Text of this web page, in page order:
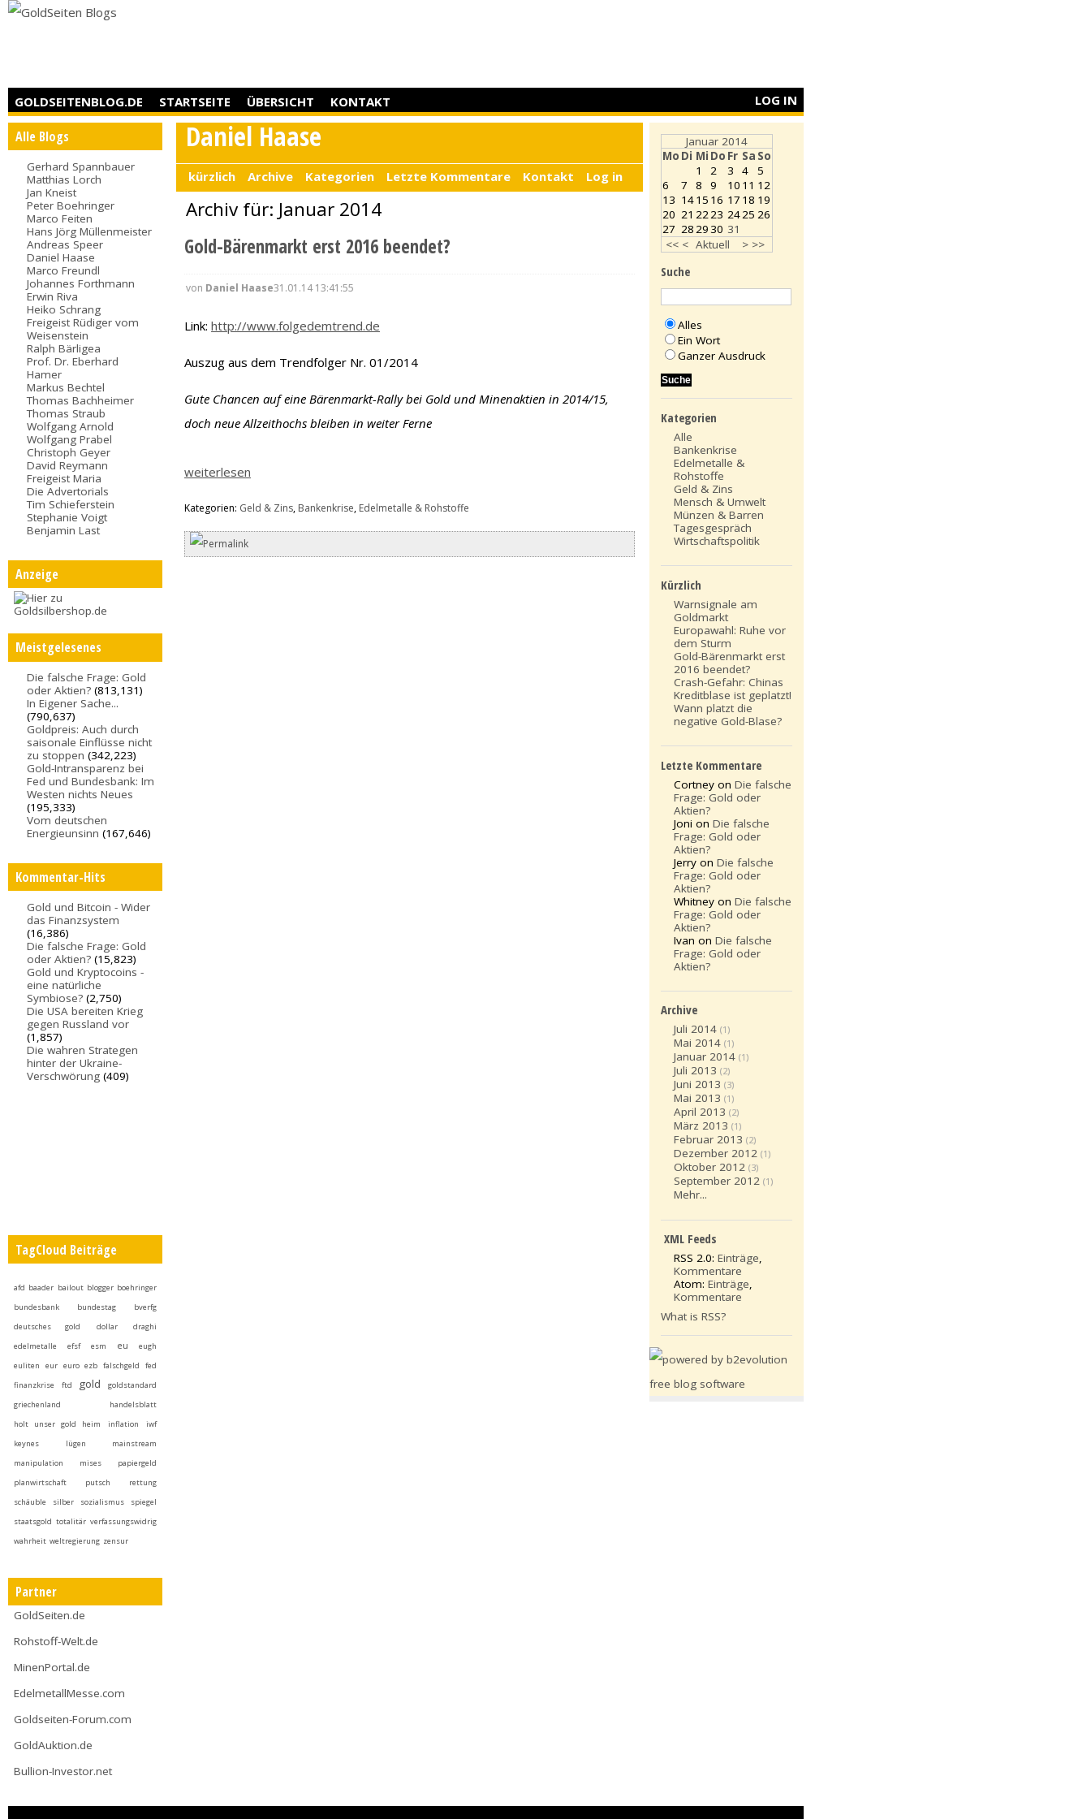
GOLDSEITENBLOG.DE STARTSEITE ÜBERSICHT KONTAKT LOG IN
Alle Blogs
Gerhard Spannbauer
Matthias Lorch
Jan Kneist
Peter Boehringer
Marco Feiten
Hans Jörg Müllenmeister
Andreas Speer
Daniel Haase
Marco Freundl
Johannes Forthmann
Erwin Riva
Heiko Schrang
Freigeist Rüdiger vom
Weisenstein
Ralph Bärligea
Prof. Dr. Eberhard
Hamer
Markus Bechtel
Thomas Bachheimer
Thomas Straub
Wolfgang Arnold
Wolfgang Prabel
Christoph Geyer
David Reymann
Freigeist Maria
Die Advertorials
Tim Schieferstein
Stephanie Voigt
Benjamin Last
Anzeige
Meistgelesenes
Die falsche Frage: Gold
oder Aktien? (813,131)
In Eigener Sache...
(790,637)
Goldpreis: Auch durch
saisonale Einflüsse nicht
zu stoppen (342,223)
Gold-Intransparenz bei
Fed und Bundesbank: Im
Westen nichts Neues
(195,333)
Vom deutschen
Energieunsinn (167,646)
Kommentar-Hits
Gold und Bitcoin - Wider
das Finanzsystem
(16,386)
Die falsche Frage: Gold
oder Aktien? (15,823)
Gold und Kryptocoins -
eine natürliche
Symbiose? (2,750)
Die USA bereiten Krieg
gegen Russland vor
(1,857)
Die wahren Strategen
hinter der Ukraine-
Verschwörung (409)
TagCloud Beiträge
afd baader bailout blogger boehringer
bundesbank
bundestag
bverfg
deutsches gold
dollar
draghi
edelmetalle
efsf esm eu
eugh
euliten
eur euro ezb falschgeld
fed
finanzkrise
ftd gold
goldstandard
griechenland
handelsblatt
holt unser gold heim
inflation
iwf
keynes
lügen
mainstream
manipulation
mises
papiergeld
planwirtschaft
putsch
rettung
schäuble
silber sozialismus
spiegel
staatsgold totalitär verfassungswidrig
wahrheit weltregierung zensur
Partner
GoldSeiten.de
Rohstoff-Welt.de
MinenPortal.de
EdelmetallMesse.com
Goldseiten-Forum.com
GoldAuktion.de
Bullion-Investor.net
Daniel Haase
kürzlich Archive Kategorien Letzte Kommentare Kontakt Log in
Archiv für: Januar 2014
Gold-Bärenmarkt erst 2016 beendet?
von Daniel Haase31.01.14 13:41:55
Link:http://www.folgedemtrend.de
Auszug aus dem Trendfolger Nr. 01/2014
Gute Chancen auf eine Bärenmarkt-Rally bei Gold und Minenaktien in 2014/15,
doch neue Allzeithochs bleiben in weiter Ferne
weiterlesen
Kategorien: Geld & Zins, Bankenkrise, Edelmetalle & Rohstoffe
Januar 2014
Mo Di Mi Do Fr Sa So
<< < Aktuell > >>
1 2 3 4
5
6
7 8 9 10 11 12
13 1415 16 17 18 19
20 21 2223 2425 26
27 282930 31
Suche
Alles
Ein Wort
Ganzer Ausdruck
Kategorien
Alle
Bankenkrise
Edelmetalle &
Rohstoffe
Geld & Zins
Mensch & Umwelt
Münzen & Barren
Tagesgespräch
Wirtschaftspolitik
Kürzlich
Warnsignale am
Goldmarkt
Europawahl: Ruhe vor
dem Sturm
Gold-Bärenmarkt erst
2016 beendet?
Crash-Gefahr: Chinas
Kreditblase ist geplatzt!
Wann platzt die
negative Gold-Blase?
Letzte Kommentare
Cortney onDie falsche
Frage: Gold oder
Aktien?
Joni onDie falsche
Frage: Gold oder
Aktien?
Jerry onDie falsche
Frage: Gold oder
Aktien?
Whitney onDie falsche
Frage: Gold oder
Aktien?
Ivan onDie falsche
Frage: Gold oder
Aktien?
Archive
Juli 2014 (1)
Mai 2014 (1)
Januar 2014 (1)
Juli 2013 (2)
Juni 2013 (3)
Mai 2013 (1)
April 2013 (2)
März 2013 (1)
Februar 2013 (2)
Dezember 2012 (1)
Oktober 2012 (3)
September 2012 (1)
Mehr...
XML Feeds
RSS 2.0:Einträge,
Kommentare
Atom:Einträge,
Kommentare
What is RSS?